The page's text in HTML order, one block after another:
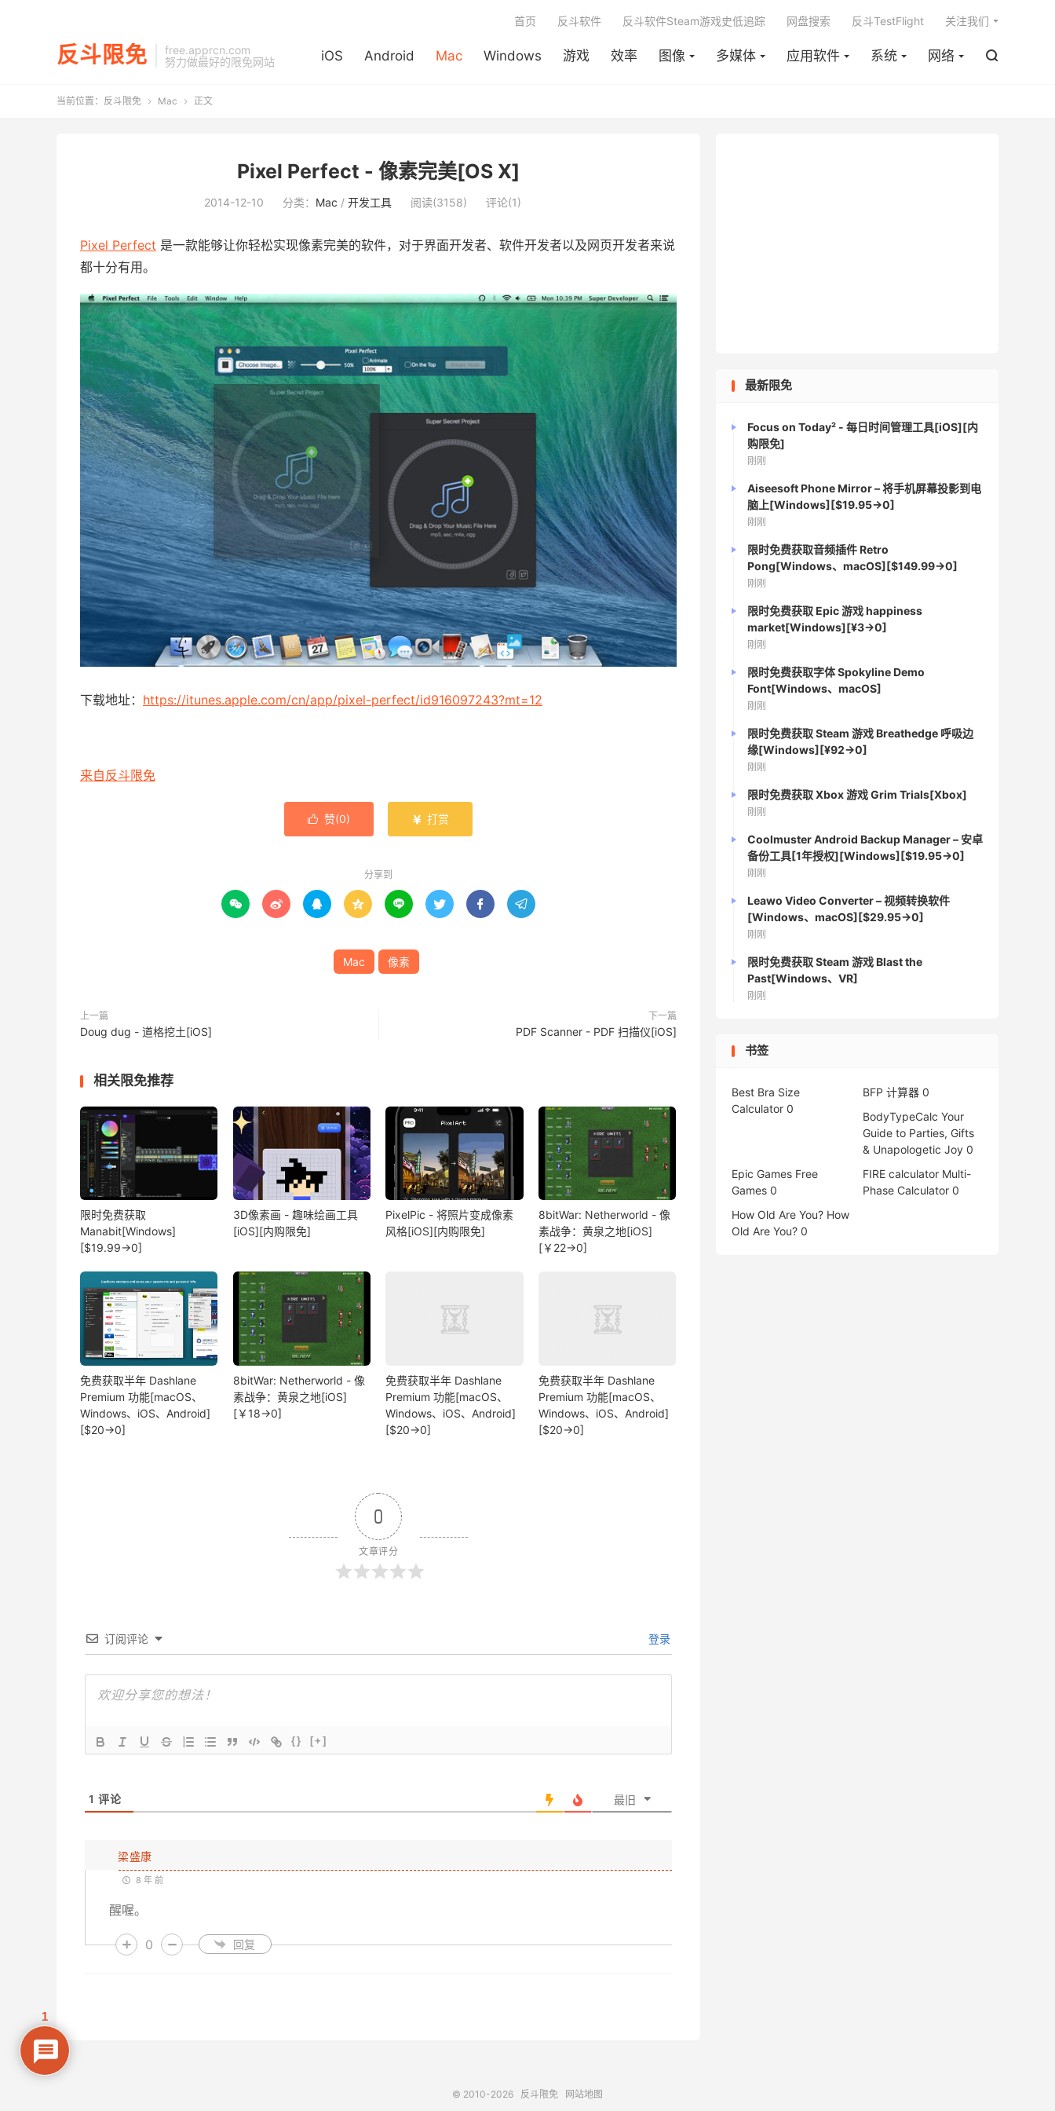
反斗限免
free.apprcn.com
努力做最好的限免网站
iOS Android Mac Windows 游戏 效率 图像 多媒体 应用软件 系统 网络 
首页 反斗软件 反斗软件Steam游戏史低追踪 网盘搜索 反斗TestFlight 关注我们
当前位置： 反斗限免  Mac  正文
Pixel Perfect - 像素完美[OS X]
2014-12-10 分类： Mac / 开发工具 阅读(3158) 评论(1)
Pixel Perfect 是一款能够让你轻松实现像素完美的软件，对于界面开发者、软件开发者以及网页开发者来说
都十分有用。
下载地址： https://itunes.apple.com/cn/app/pixel-perfect/id916097243?mt=12
来自反斗限免
 赞(0)  打赏
分享到
       
Mac 像素
上一篇
Doug dug - 道格挖土[iOS]
下一篇
PDF Scanner - PDF 扫描仪[iOS]
相关限免推荐
限时免费获取
Manabit[Windows]
[$19.99→0]
3D像素画 - 趣味绘画工具
[iOS][内购限免]
PixelPic - 将照片变成像素
风格[iOS][内购限免]
8bitWar: Netherworld - 像
素战争：黄泉之地[iOS]
[￥22→0]
免费获取半年 Dashlane
Premium 功能[macOS、
Windows、iOS、Android]
[$20→0]
8bitWar: Netherworld - 像
素战争：黄泉之地[iOS]
[￥18→0]
免费获取半年 Dashlane
Premium 功能[macOS、
Windows、iOS、Android]
[$20→0]
免费获取半年 Dashlane
Premium 功能[macOS、
Windows、iOS、Android]
[$20→0]
0
文章评分
订阅评论 登录
{} [+]
1 评论 最旧
梁盛康
8 年 前
醒喔。
0 回复
最新限免
Focus on Today² - 每日时间管理工具[iOS][内
购限免]
刚刚
Aiseesoft Phone Mirror – 将手机屏幕投影到电
脑上[Windows][$19.95→0]
刚刚
限时免费获取音频插件 Retro
Pong[Windows、macOS][$149.99→0]
刚刚
限时免费获取 Epic 游戏 happiness
market[Windows][¥3→0]
刚刚
限时免费获取字体 Spokyline Demo
Font[Windows、macOS]
刚刚
限时免费获取 Steam 游戏 Breathedge 呼吸边
缘[Windows][¥92→0]
刚刚
限时免费获取 Xbox 游戏 Grim Trials[Xbox]
刚刚
Coolmuster Android Backup Manager – 安卓
备份工具[1年授权][Windows][$19.95→0]
刚刚
Leawo Video Converter – 视频转换软件
[Windows、macOS][$29.95→0]
刚刚
限时免费获取 Steam 游戏 Blast the
Past[Windows、VR]
刚刚
书签
Best Bra Size
Calculator 0
BFP 计算器 0
BodyTypeCalc Your
Guide to Parties, Gifts
& Unapologetic Joy 0
Epic Games Free
Games 0
FIRE calculator Multi-
Phase Calculator 0
How Old Are You? How
Old Are You? 0
© 2010-2026 反斗限免 网站地图
1